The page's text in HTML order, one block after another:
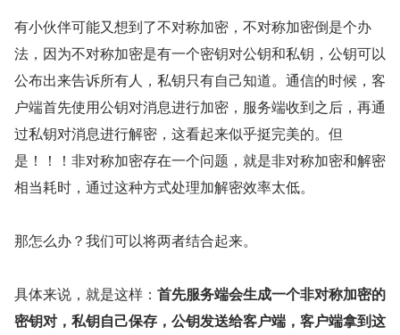
有小伙伴可能又想到了不对称加密，不对称加密倒是个办
法，因为不对称加密是有一个密钥对公钥和私钥，公钥可以
公布出来告诉所有人，私钥只有自己知道。通信的时候，客
户端首先使用公钥对消息进行加密，服务端收到之后，再通
过私钥对消息进行解密，这看起来似乎挺完美的。但
是！！！非对称加密存在一个问题，就是非对称加密和解密
相当耗时，通过这种方式处理加解密效率太低。
那怎么办？我们可以将两者结合起来。
具体来说，就是这样： 首先服务端会生成一个非对称加密的
密钥对，私钥自己保存，公钥发送给客户端，客户端拿到这